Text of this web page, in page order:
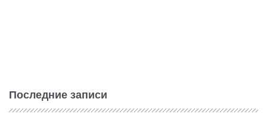
Последние записи